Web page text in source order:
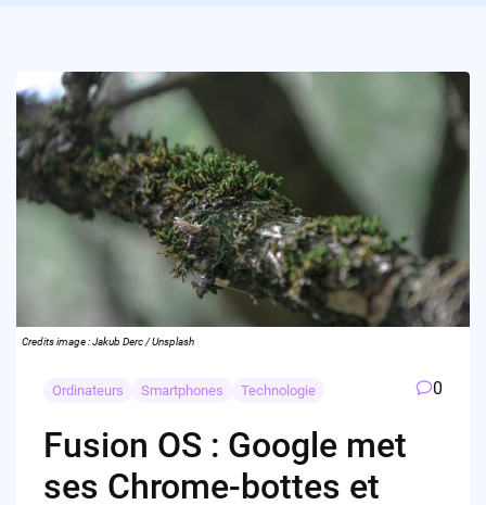
Credits image : Jakub Derc / Unsplash
Ordinateurs Smartphones Technologie 0
Fusion OS : Google met
ses Chrome-bottes et